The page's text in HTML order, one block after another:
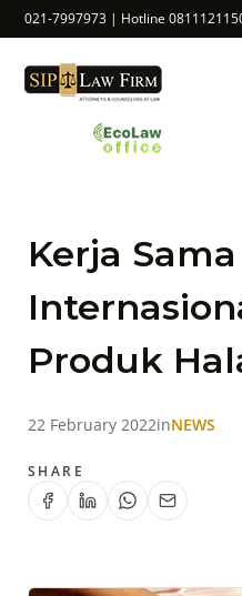
021-7997973 | Hotline
Kerja Sama
Produk
22 February 2022inNEWS
SHARE